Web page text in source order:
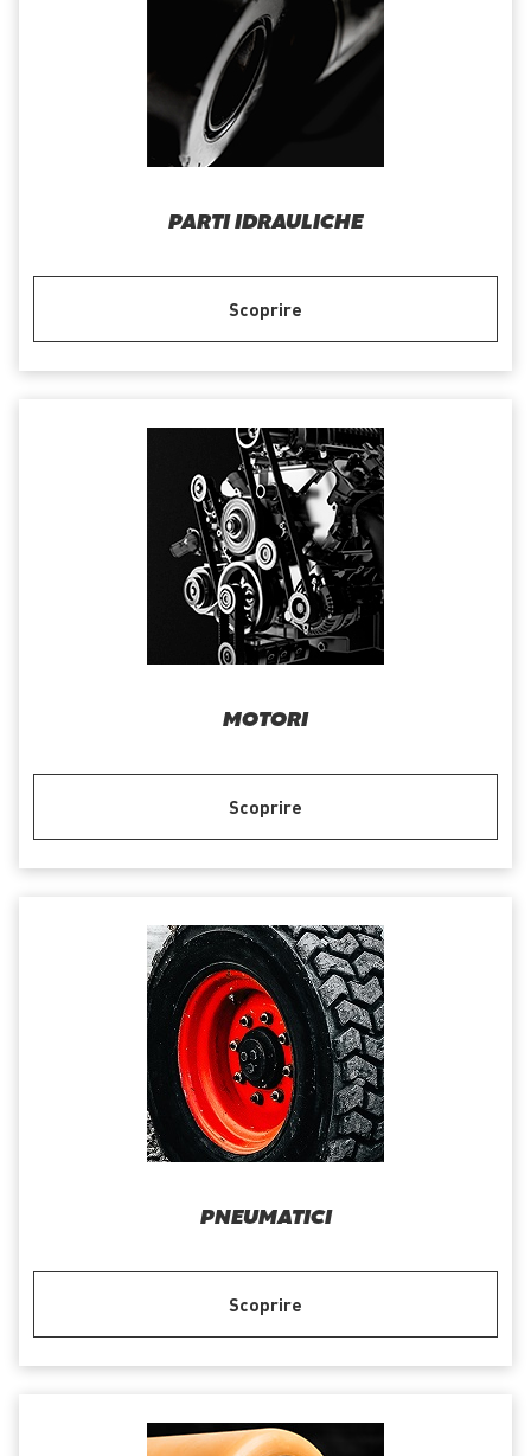
PARTI IDRAULICHE
Scoprire
MOTORI
Scoprire
PNEUMATICI
Scoprire